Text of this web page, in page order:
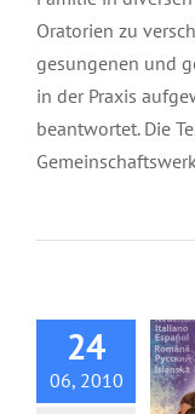
Oratorien zu
gesungenen und
in der Praxis
beantwortet. Die
24
06, 2010